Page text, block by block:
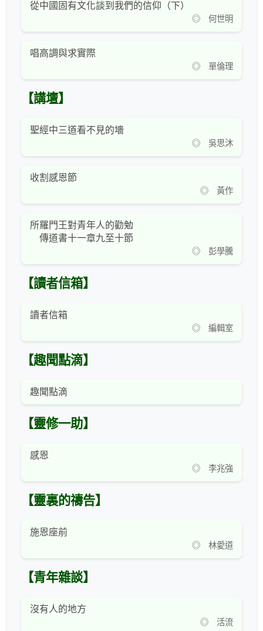
從中國固有文化談到我們的信仰（下）
◎ 何世明
唱高調與求實際
◎ 單倫理
【講壇】
聖經中三道看不見的墻
◎ 吳思沐
收割感恩節
◎ 黃作
所羅門王對青年人的勸勉
傳道書十一章九至十節
◎ 彭學騰
【讀者信箱】
讀者信箱
◎ 編輯室
【趣聞點滴】
趣聞點滴
【靈修一助】
感恩
◎ 李兆強
【靈裏的禱告】
施恩座前
◎ 林愛道
【青年雜談】
沒有人的地方
◎ 活流